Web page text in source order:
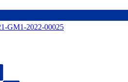
GM1-2022-00025